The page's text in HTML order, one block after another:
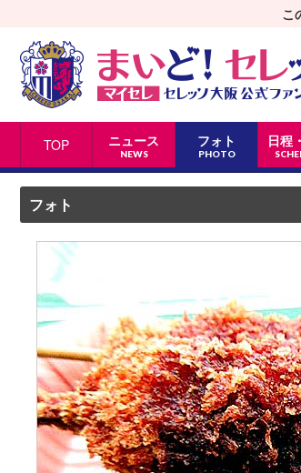
TOP ニュース
NEWS
フォト
PHOTO
日程
こ
フォト